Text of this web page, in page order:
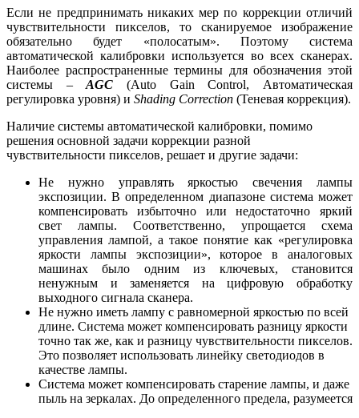
Если не предпринимать никаких мер по коррекции отличий
чувствительности пикселов, то сканируемое изображение
обязательно будет «полосатым». Поэтому система
автоматической калибровки используется во всех сканерах.
Наиболее распространенные термины для обозначения этой
системы –AGC (Auto Gain Control, Автоматическая
регулировка уровня) и Shading Correction (Теневая коррекция).
Наличие системы автоматической калибровки, помимо
решения основной задачи коррекции разной
чувствительности пикселов, решает и другие задачи:
Не нужно управлять яркостью свечения лампы
экспозиции. В определенном диапазоне система может
компенсировать избыточно или недостаточно яркий
свет лампы. Соответственно, упрощается схема
управления лампой, а такое понятие как «регулировка
яркости лампы экспозиции», которое в аналоговых
машинах было одним из ключевых, становится
ненужным и заменяется на цифровую обработку
выходного сигнала сканера.
Не нужно иметь лампу с равномерной яркостью по всей
длине. Система может компенсировать разницу яркости
точно так же, как и разницу чувствительности пикселов.
Это позволяет использовать линейку светодиодов в
качестве лампы.
Система может компенсировать старение лампы, и даже
пыль на зеркалах. До определенного предела, разумеется